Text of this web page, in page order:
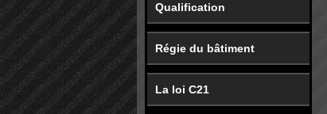
Qualification
Régie du bâtiment
La loi C21